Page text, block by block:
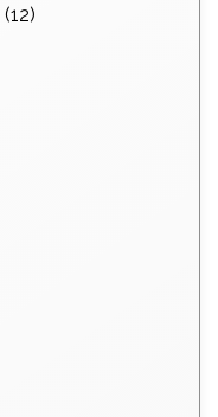
(12)